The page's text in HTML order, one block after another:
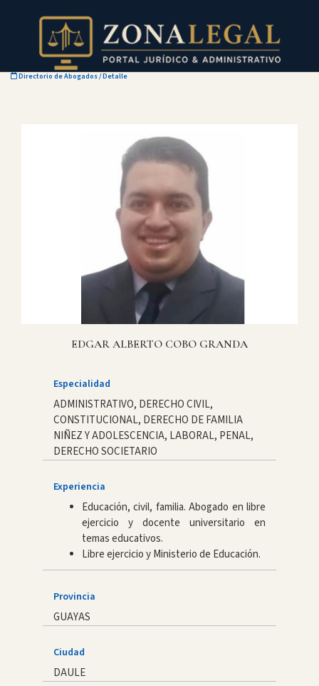
Directorio de Abogados/ Detalle
EDGAR ALBERTO COBO GRANDA
Especialidad
ADMINISTRATIVO, DERECHO CIVIL,
CONSTITUCIONAL, DERECHO DE FAMILIA
NIÑEZ Y ADOLESCENCIA, LABORAL, PENAL,
DERECHO SOCIETARIO
Experiencia
Educación, civil, familia. Abogado en libre
ejercicio y docente universitario en
temas educativos.
Libre ejercicio y Ministerio de Educación.
Provincia
GUAYAS
Ciudad
DAULE